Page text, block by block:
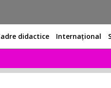
didactice Internațional